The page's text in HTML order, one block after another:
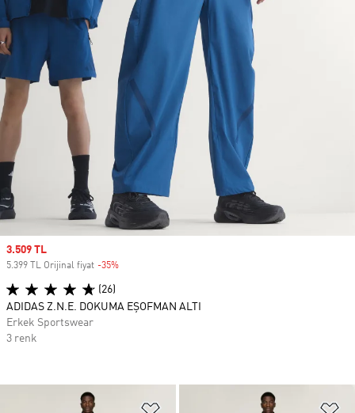
Favori Listesine Ekle
Sale price
3.509 TL
5.399 TL Orijinal fiyat -35%
(26)
ADIDAS Z.N.E. DOKUMA EŞOFMAN ALTI
Erkek Sportswear
3 renk